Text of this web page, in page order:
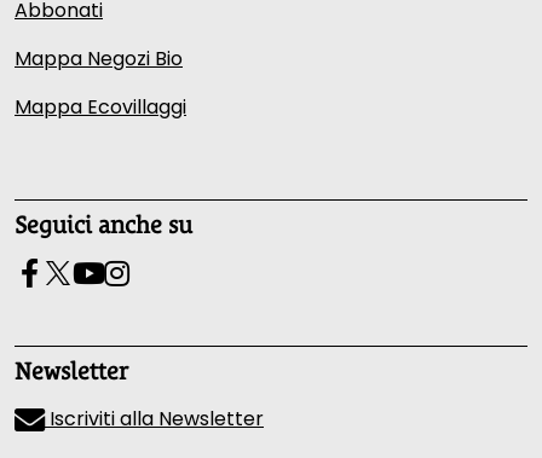
Abbonati
Mappa Negozi Bio
Mappa Ecovillaggi
Seguici anche su
Newsletter
Iscriviti alla Newsletter